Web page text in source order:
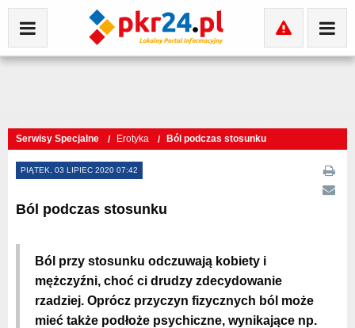
Serwisy Specjalne Erotyka Ból podczas stosunku
PIĄTEK, 03 LIPIEC 2020 07:42
Ból podczas stosunku
Ból przy stosunku odczuwają kobiety i
mężczyźni, choć ci drudzy zdecydowanie
rzadziej. Oprócz przyczyn fizycznych ból może
mieć także podłoże psychiczne, wynikające np.